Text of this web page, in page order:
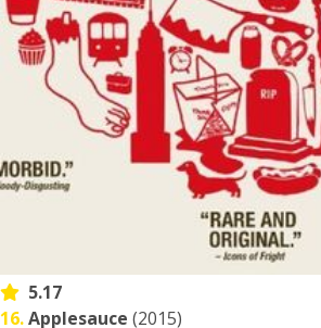
5.17
16.Applesauce (2015)